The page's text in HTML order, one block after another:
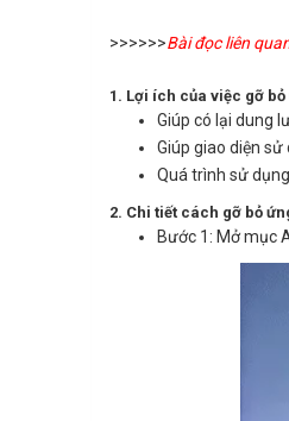
>>>>>>Bài đọc liên
1. Lợi ích của việc gỡ
Giúp có lại dung
Giúp giao diện
Quá trình sử
2. Chi tiết cách gỡ bỏ
Bước 1: Mở mục